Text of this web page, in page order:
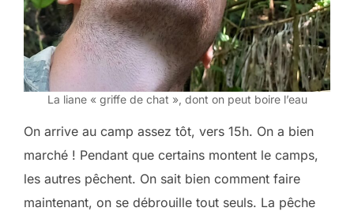
La liane « griffe de chat », dont on peut boire l’eau
On arrive au camp assez tôt, vers 15h. On a bien
marché ! Pendant que certains montent le camps,
les autres pêchent. On sait bien comment faire
maintenant, on se débrouille tout seuls. La pêche